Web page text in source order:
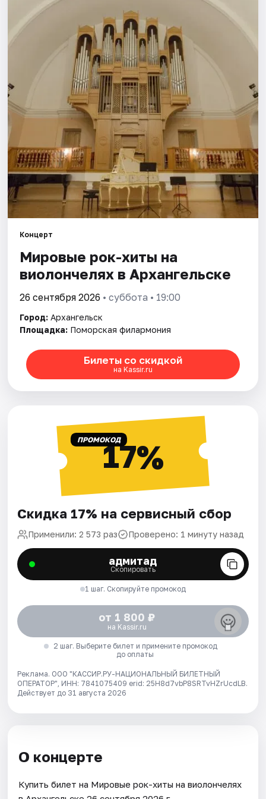
Площадки
Артисты
Концерт
Мировые рок-хиты на
виолончелях в Архангельске
26 сентября 2026 • суббота • 19:00
Город: Архангельск
Площадка: Поморская филармония
Билеты со скидкой
на Kassir.ru
ПРОМОКОД17%
Скидка 17% на сервисный сбор
Применили: 2 573 раз Проверено: 1 минуту назад
адмитад
Скопировать
1 шаг. Скопируйте промокод
от 1 800 ₽
на Kassir.ru
2 шаг. Выберите билет и примените промокод
до оплаты
Реклама. ООО "КАССИР.РУ-НАЦИОНАЛЬНЫЙ БИЛЕТНЫЙ
ОПЕРАТОР", ИНН: 7841075409 erid: 25H8d7vbP8SRTvHZrUcdLB.
Действует до 31 августа 2026
О концерте
Купить билет на Мировые рок-хиты на виолончелях